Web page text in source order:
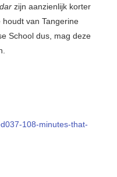
zijn aanzienlijk korter
van Tangerine
School dus, mag deze
108-minutes-that-